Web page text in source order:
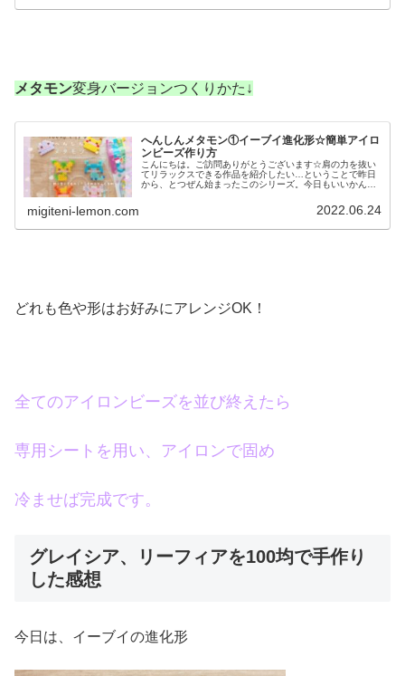
メタモン変身バージョンつくりかた↓
へんしんメタモン①イーブイ進化形☆簡単アイロ
ンビーズ作り方
こんにちは。ご訪問ありがとうございます☆肩の力を抜い
てリラックスできる作品を紹介したい…ということで昨日
から、とつぜん始まったこのシリーズ。今日もいいかんじ
migiteni-lemon.com 2022.06.24
どれも色や形はお好みにアレンジOK！
全てのアイロンビーズを並び終えたら
専用シートを用い、アイロンで固め
冷ませば完成です。
グレイシア、リーフィアを100均で手作り
した感想
今日は、イーブイの進化形